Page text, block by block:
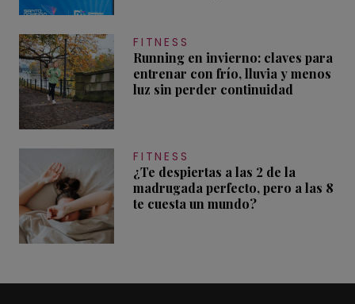
FITNESS
Running en invierno: claves para
entrenar con frío, lluvia y menos
luz sin perder continuidad
FITNESS
¿Te despiertas a las 2 de la
madrugada perfecto, pero a las 8
te cuesta un mundo?